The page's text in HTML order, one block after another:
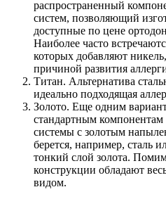
распространенный
систем, позволяющий
доступные по цене
Наиболее часто
которых добавляют
причиной развития
Титан. Альтернатива
идеально подходящая
Золото. Еще одним
стандартным компонентам
системы с золотым
берется, например, сталь
тонкий слой золота.
конструкции обладают
видом.